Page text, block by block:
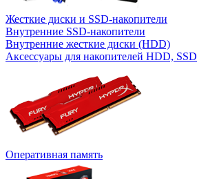
Жесткие диски и SSD-накопители
Внутренние SSD-накопители
Внутренние жесткие диски (HDD)
Аксессуары для накопителей HDD, SSD
Оперативная память